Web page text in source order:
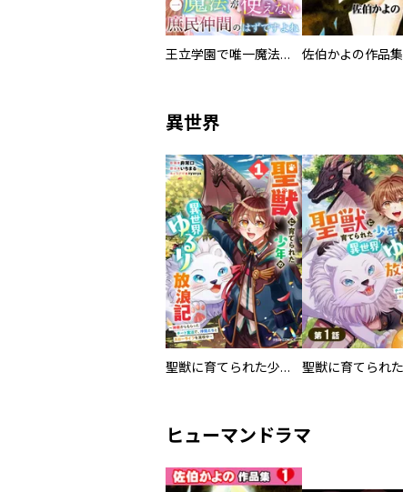
王立学園で唯一魔法が使えない庶民仲間のはずですよね～実は王子様で私を溺愛しているなんて告白はやめてください～ 佐伯かよの作品集
異世界
聖獣に育てられた少年の異世界ゆるり放浪記～神様からもらったチート魔法で、仲間たちとスローライフを満喫中～
ヒューマンドラマ